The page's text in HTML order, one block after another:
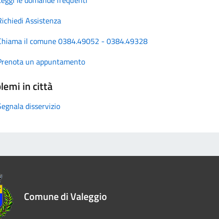
Assistenza
il comune 0384.49052 - 0384.49328
un appuntamento
in città
disservizio
Comune di Valeggio